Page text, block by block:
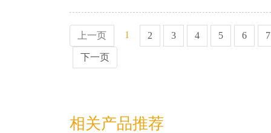
上一页 1 2 3 4 5 6 7
下一页
相关产品推荐